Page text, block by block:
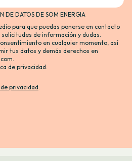
DE DATOS DE SOM ENERGIA
para que puedas ponerse en contacto
de información y dudas.
en cualquier momento, así
tus datos y demás derechos en
.
de privacidad.
privacidad.